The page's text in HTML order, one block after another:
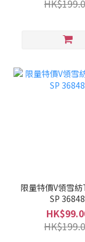
限量特價V領雪
SP 36848